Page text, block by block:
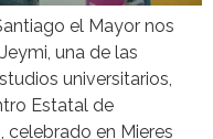
el Mayor nos
una de las
universitarios,
Estatal de
celebrado en Mieres